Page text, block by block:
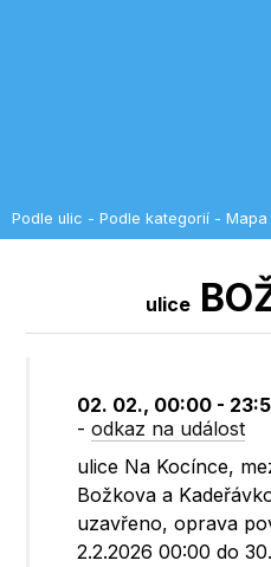
Podle ulic - Podle kategorií - Mapa
ulice
02. 02., 00:00 -
-odkaz na událost
ulice Na Kocínce,
Božkova a
uzavřeno, oprava
2.2.2026 00:00 do